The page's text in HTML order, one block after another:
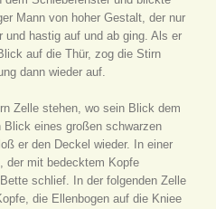
Mann von hoher Gestalt, der nur
und hastig auf und ab ging. Als er
auf die Thür, zog die Stirn
dann wieder auf.
Zelle stehen, wo sein Blick dem
Blick eines großen schwarzen
er den Deckel wieder. In einer
der mit bedecktem Kopfe
schlief. In der folgenden Zelle
die Ellenbogen auf die Kniee